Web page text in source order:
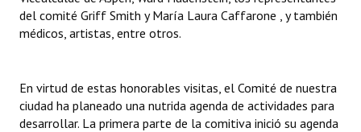
del comité Griff Smith y María Laura Caffarone , y también
médicos, artistas, entre otros.
En virtud de estas honorables visitas, el Comité de nuestra
ciudad ha planeado una nutrida agenda de actividades para
desarrollar. La primera parte de la comitiva inició su agenda